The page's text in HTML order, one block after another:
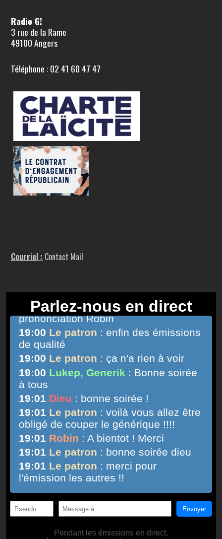
Radio G!
3 rue de la Rame
49100 Angers
Téléphone : 02 41 60 47 47
Courriel : Contact Mail